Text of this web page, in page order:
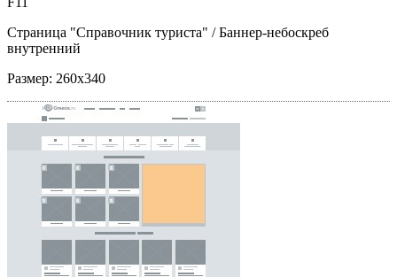
Страница "Справочник туриста" / Баннер-небоскреб
внутренний
Размер: 260x340